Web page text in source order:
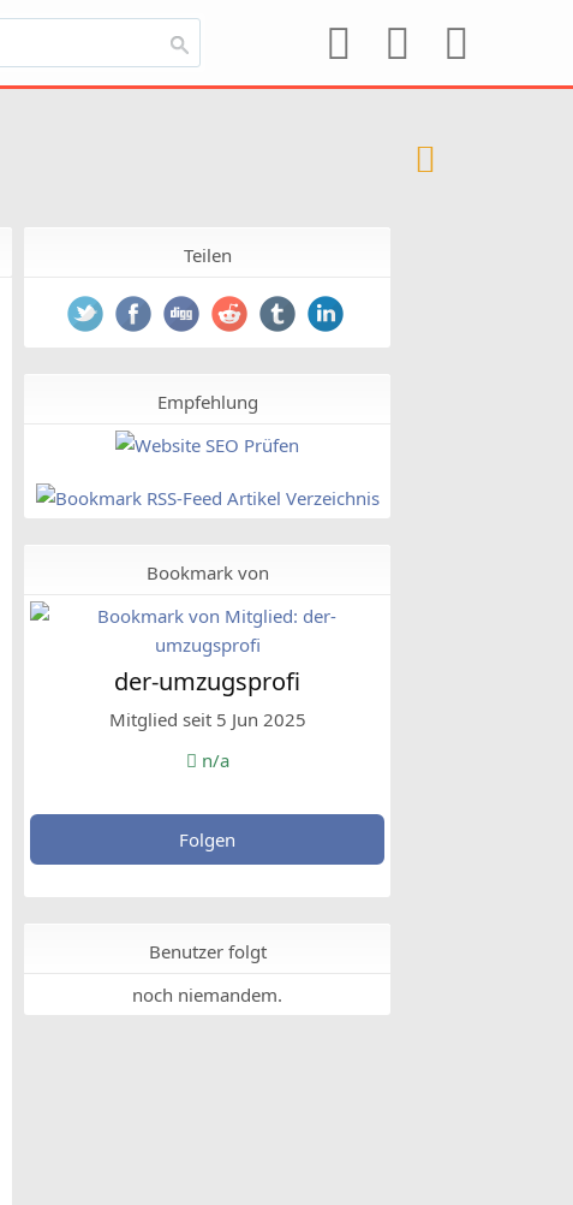
Teilen
Empfehlung
Bookmark von
der-umzugsprofi
Mitglied seit 5 Jun 2025
n/a
Folgen
Benutzer folgt
noch niemandem.